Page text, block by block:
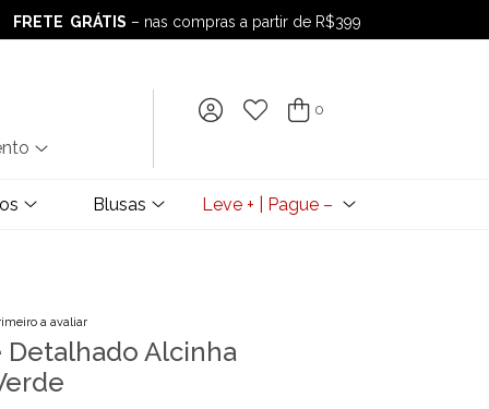
FRETE GRÁTIS – nas compras a partir de R$399
FRETE GRÁTIS– nas compras a partir de R$399
0
Blusas Leve + | Pague –
a avaliar
Detalhado Alcinha